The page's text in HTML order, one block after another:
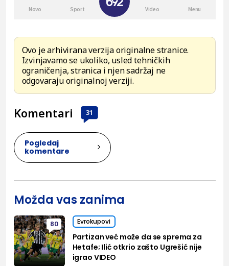
Ovo je arhivirana verzija originalne stranice.
Izvinjavamo se ukoliko, usled tehničkih
ograničenja, stranica i njen sadržaj ne
odgovaraju originalnoj verziji.
Komentari 31
Pogledaj
komentare
Možda vas zanima
80 Evrokupovi
Partizan već može da se sprema za
Hetafe; Ilić otkrio zašto Ugrešić nije
igrao VIDEO